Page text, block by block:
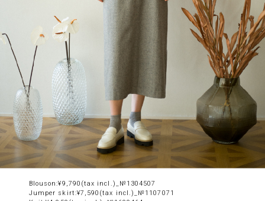
Blouson:¥9,790(tax incl.)_№1304507
Jumper skirt:¥7,590(tax incl.)_№1107071